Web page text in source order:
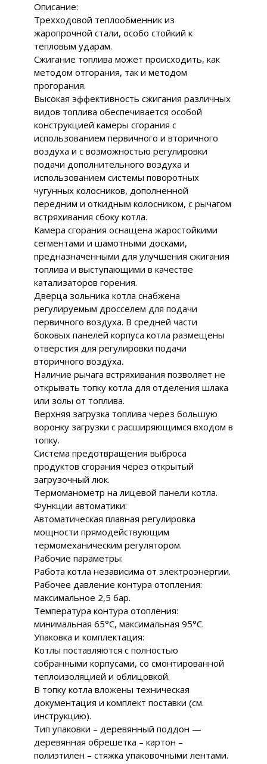
Описание:
Трехходовой теплообменник из
жаропрочной стали, особо стойкий к
тепловым ударам.
Сжигание топлива может происходить, как
методом отгорания, так и методом
прогорания.
Высокая эффективность сжигания различных
видов топлива обеспечивается особой
конструкцией камеры сгорания с
использованием первичного и вторичного
воздуха и с возможностью регулировки
подачи дополнительного воздуха и
использованием системы поворотных
чугунных колосников, дополненной
передним и откидным колосником, с рычагом
встряхивания сбоку котла.
Камера сгорания оснащена жаростойкими
сегментами и шамотными досками,
предназначенными для улучшения сжигания
топлива и выступающими в качестве
катализаторов горения.
Дверца зольника котла снабжена
регулируемым дросселем для подачи
первичного воздуха. В средней части
боковых панелей корпуса котла размещены
отверстия для регулировки подачи
вторичного воздуха.
Наличие рычага встряхивания позволяет не
открывать топку котла для отделения шлака
или золы от топлива.
Верхняя загрузка топлива через большую
воронку загрузки с расширяющимся входом в
топку.
Система предотвращения выброса
продуктов сгорания через открытый
загрузочный люк.
Термоманометр на лицевой панели котла.
Функции автоматики:
Автоматическая плавная регулировка
мощности прямодействующим
термомеханическим регулятором.
Рабочие параметры:
Работа котла независима от электроэнергии.
Рабочее давление контура отопления:
максимальное 2,5 бар.
Температура контура отопления:
минимальная 65°C, максимальная 95°C.
Упаковка и комплектация:
Котлы поставляются c полностью
собранными корпусами, со смонтированной
теплоизоляцией и облицовкой.
В топку котла вложены техническая
документация и комплект поставки (см.
инструкцию).
Тип упаковки – деревянный поддон —
деревянная обрешетка – картон –
полиэтилен – стяжка упаковочными лентами.